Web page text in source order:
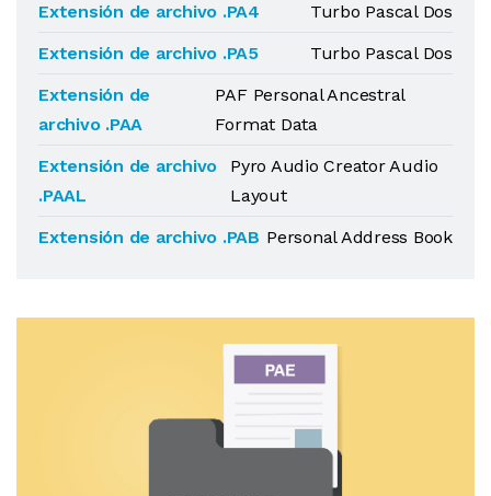
Extensión de archivo .PA4
Turbo Pascal Dos
Extensión de archivo .PA5
Turbo Pascal Dos
Extensión de
archivo .PAA
PAF Personal Ancestral
Format Data
Extensión de archivo
.PAAL
Pyro Audio Creator Audio
Layout
Extensión de archivo .PAB Personal Address Book